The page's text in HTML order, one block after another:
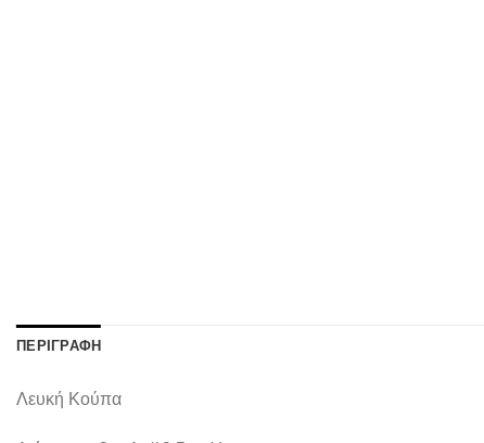
ΠΕΡΙΓΡΑΦΉ
Λευκή Κούπα